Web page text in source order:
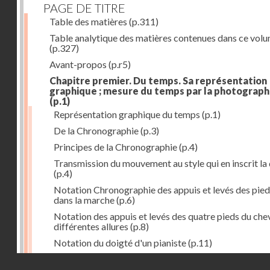
PAGE DE TITRE
Table des matières (p.311)
Table analytique des matières contenues dans ce
(p.327)
Avant-propos (p.r5)
Chapitre premier. Du temps. Sa représentation
graphique ; mesure du temps par la
(p.1)
Représentation graphique du temps (p.1)
De la Chronographie(p.3)
Principes de la Chronographie(p.4)
Transmission du mouvement au style qui en inscrit la
(p.4)
Notation Chronographie des appuis et levés des
dans la marche(p.6)
Notation des appuis et levés des quatre pieds du
différentes allures (p.8)
Notation du doigté d'un pianiste(p.11)